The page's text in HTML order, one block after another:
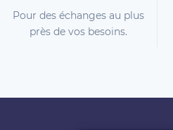
Pour des échanges au plus
près de vos besoins.